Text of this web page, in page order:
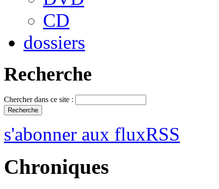
CD
dossiers
Recherche
Chercher dans ce site :
s'abonner aux fluxRSS
Chroniques